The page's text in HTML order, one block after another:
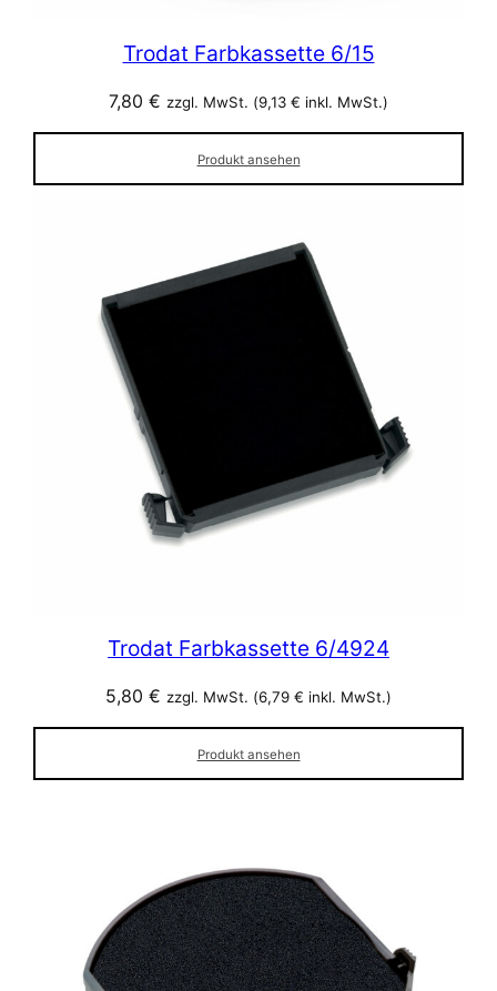
Trodat Farbkassette 6/15
7,80 € zzgl. MwSt. (9,13 € inkl. MwSt.)
Produkt ansehen
Trodat Farbkassette 6/4924
5,80 € zzgl. MwSt. (6,79 € inkl. MwSt.)
Produkt ansehen